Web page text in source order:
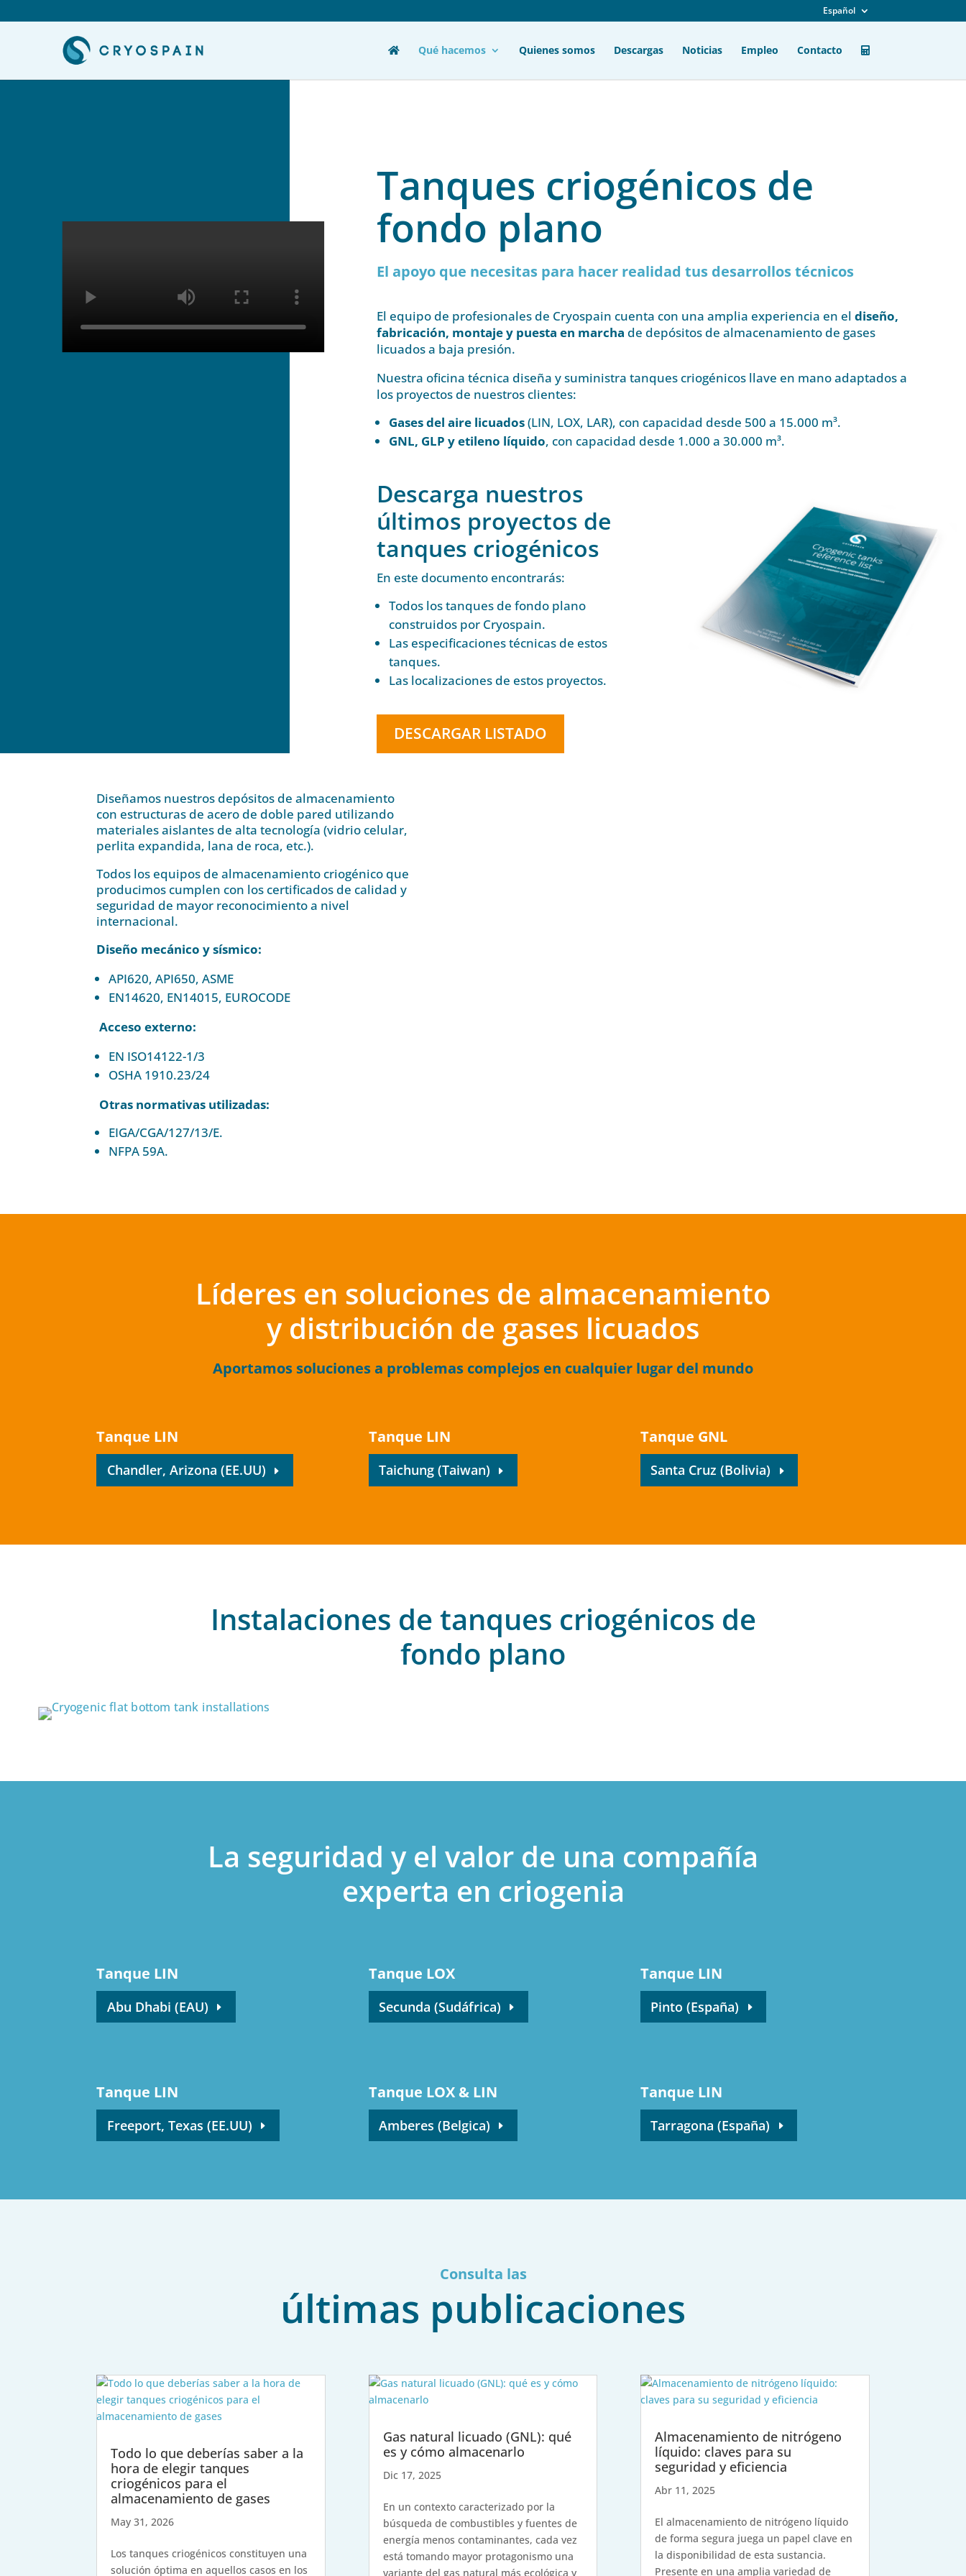
Español
Qué hacemos Quienes somos Descargas Noticias Empleo Contacto
Tanques criogénicos de
fondo plano
El apoyo que necesitas para hacer realidad tus desarrollos técnicos
El equipo de profesionales de Cryospain cuenta con una amplia experiencia en el diseño,
fabricación, montaje y puesta en marcha de depósitos de almacenamiento de gases
licuados a baja presión.
Nuestra oficina técnica diseña y suministra tanques criogénicos llave en mano adaptados a
los proyectos de nuestros clientes:
Gases del aire licuados(LIN, LOX, LAR), con capacidad desde 500 a 15.000 m³.
GNL, GLP y etileno líquido, con capacidad desde 1.000 a 30.000 m³.
Descarga nuestros
últimos proyectos de
tanques criogénicos
En este documento encontrarás:
Todos los tanques de fondo plano
construidos por Cryospain.
Las especificaciones técnicas de estos
tanques.
Las localizaciones de estos proyectos.
DESCARGAR LISTADO
Diseñamos nuestros depósitos de almacenamiento
con estructuras de acero de doble pared utilizando
materiales aislantes de alta tecnología (vidrio celular,
perlita expandida, lana de roca, etc.).
Todos los equipos de almacenamiento criogénico que
producimos cumplen con los certificados de calidad y
seguridad de mayor reconocimiento a nivel
internacional.
Diseño mecánico y sísmico:
API620, API650, ASME
EN14620, EN14015, EUROCODE
Acceso externo:
EN ISO14122-1/3
OSHA 1910.23/24
Otras normativas utilizadas:
EIGA/CGA/127/13/E.
NFPA 59A.
Líderes en soluciones de almacenamiento
y distribución de gases licuados
Aportamos soluciones a problemas complejos en cualquier lugar del mundo
Tanque LIN
Chandler, Arizona (EE.UU)
Tanque LIN
Taichung (Taiwan)
Tanque GNL
Santa Cruz (Bolivia)
Instalaciones de tanques criogénicos de
fondo plano
La seguridad y el valor de una compañía
experta en criogenia
Tanque LIN
Abu Dhabi (EAU)
Tanque LOX
Secunda (Sudáfrica)
Tanque LIN
Pinto (España)
Tanque LIN
Freeport, Texas (EE.UU)
Tanque LOX & LIN
Amberes (Belgica)
Tanque LIN
Tarragona (España)
Consulta las
últimas publicaciones
Todo lo que deberías saber a la
hora de elegir tanques
criogénicos para el
almacenamiento de gases
May 31, 2026
Los tanques criogénicos constituyen una
solución óptima en aquellos casos en los
Gas natural licuado (GNL): qué
es y cómo almacenarlo
Dic 17, 2025
En un contexto caracterizado por la
búsqueda de combustibles y fuentes de
energía menos contaminantes, cada vez
está tomando mayor protagonismo una
variante del gas natural más ecológica y
Almacenamiento de nitrógeno
líquido: claves para su
seguridad y eficiencia
Abr 11, 2025
El almacenamiento de nitrógeno líquido
de forma segura juega un papel clave en
la disponibilidad de esta sustancia.
Presente en una amplia variedad de